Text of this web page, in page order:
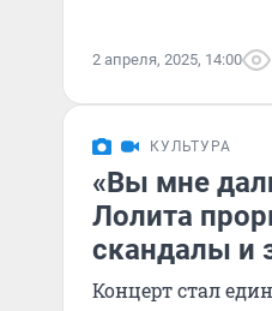
2 апреля, 2025, 14:00
КУЛЬТУРА
«Вы мне
Лолита
скандалы и
Концерт стал